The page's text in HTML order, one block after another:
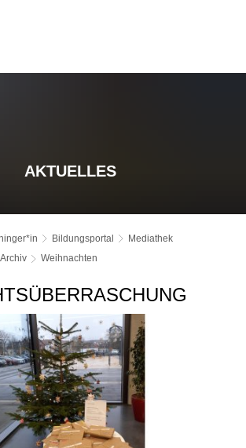
AKTUELLES
Bildungsportal
Mediathek
Archiv Weihnachten